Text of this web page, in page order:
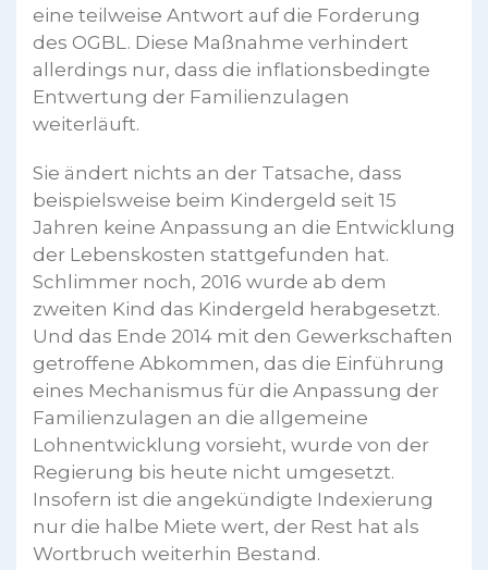
eine teilweise Antwort auf die Forderung
des OGBL. Diese Maßnahme verhindert
allerdings nur, dass die inflationsbedingte
Entwertung der Familienzulagen
weiterläuft.
Sie ändert nichts an der Tatsache, dass
beispielsweise beim Kindergeld seit 15
Jahren keine Anpassung an die Entwicklung
der Lebenskosten stattgefunden hat.
Schlimmer noch, 2016 wurde ab dem
zweiten Kind das Kindergeld herabgesetzt.
Und das Ende 2014 mit den Gewerkschaften
getroffene Abkommen, das die Einführung
eines Mechanismus für die Anpassung der
Familienzulagen an die allgemeine
Lohnentwicklung vorsieht, wurde von der
Regierung bis heute nicht umgesetzt.
Insofern ist die angekündigte Indexierung
nur die halbe Miete wert, der Rest hat als
Wortbruch weiterhin Bestand.